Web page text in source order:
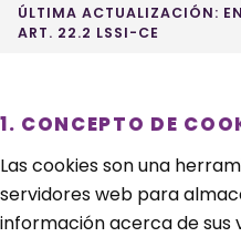
ÚLTIMA ACTUALIZACIÓN:
ART. 22.2 LSSI-CE
1. CONCEPTO DE
Las cookies son una
servidores web para
información acerca de sus